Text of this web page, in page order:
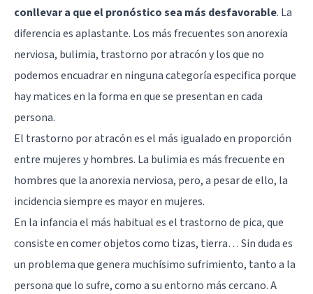
conllevar a que el pronóstico sea más desfavorable. La
diferencia es aplastante. Los más frecuentes son anorexia
nerviosa, bulimia, trastorno por atracón y los que no
podemos encuadrar en ninguna categoría especifica porque
hay matices en la forma en que se presentan en cada
persona.
El trastorno por atracón es el más igualado en proporción
entre mujeres y hombres. La bulimia es más frecuente en
hombres que la anorexia nerviosa, pero, a pesar de ello, la
incidencia siempre es mayor en mujeres.
En la infancia el más habitual es el trastorno de pica, que
consiste en comer objetos como tizas, tierra… Sin duda es
un problema que genera muchísimo sufrimiento, tanto a la
persona que lo sufre, como a su entorno más cercano. A